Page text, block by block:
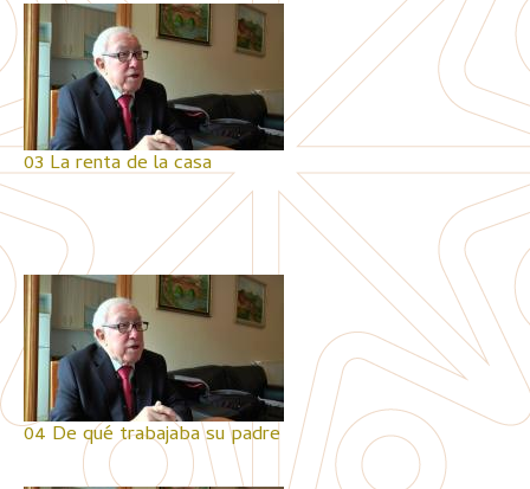
03 La renta de la casa
04 De qué trabajaba su padre